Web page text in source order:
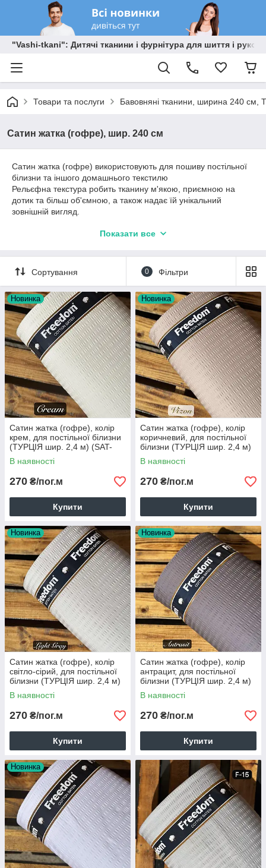
"Vashi-tkani": Дитячі тканини і фурнітура для шиття і
Товари та послуги Бавовняні тканини, ширина 240 см,
Сатин жатка (гофре), шир. 240 см
Сатин жатка (гофре) використовують для пошиву постільної
білизни та іншого домашнього текстилю
Рельєфна текстура робить тканину м'якою, приємною на
дотик та більш об'ємною, а також надає їй унікальний
зовнішній вигляд.
розкішний вигляд після прання.
Щільність: 130 г/м2.
Ширина: 240 см.
Показати все
Сортування 0 Фільтри
Новинка
Сатин жатка (гофре), колір
крем, для постільної білизни
(ТУРЦІЯ шир. 2,4 м) (SAT-
FR-F2)
В наявності
270 ₴/пог.м
Купити
Новинка
Сатин жатка (гофре), колір
коричневий, для постільної
білизни (ТУРЦІЯ шир. 2,4 м)
(SAT-FR-F29)
В наявності
270 ₴/пог.м
Купити
Новинка
Сатин жатка (гофре), колір
світло-сірий, для постільної
білизни (ТУРЦІЯ шир. 2,4 м)
(SAT-FR-F46)
В наявності
270 ₴/пог.м
Купити
Новинка
Сатин жатка (гофре), колір
антрацит, для постільної
білизни (ТУРЦІЯ шир. 2,4 м)
(SAT-FR-F48)
В наявності
270 ₴/пог.м
Купити
Новинка